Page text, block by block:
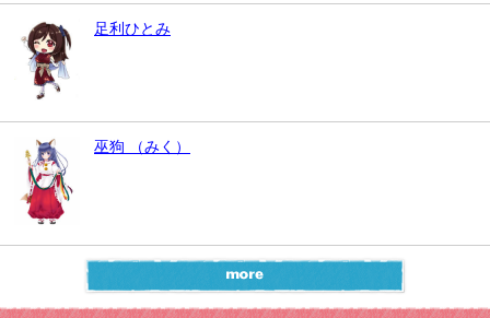
足利ひとみ
巫狗 （みく）